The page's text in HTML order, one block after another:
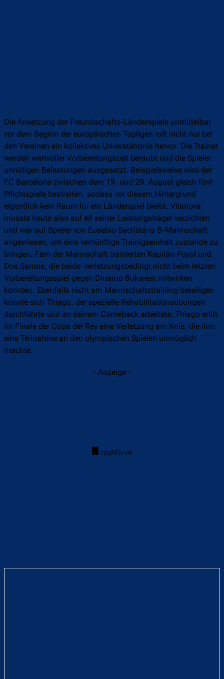
Die Ansetzung der Freundschafts-Länderspiele unmittelbar
vor dem Beginn der europäischen Topligen ruft nicht nur bei
den Vereinen ein kollektives Unverständnis hervor. Die Trainer
werden wertvoller Vorbereitungszeit beraubt und die Spieler
unnötigen Belastungen ausgesetzt. Beispielsweise wird der
FC Barcelona zwischen dem 19. und 29. August gleich fünf
Pflichtspiele bestreiten, sodass vor diesem Hintergrund
eigentlich kein Raum für ein Länderspiel bleibt. Vilanova
musste heute also auf elf seiner Leistungsträger verzichten
und war auf Spieler von Eusebio Sacristáns B-Mannschaft
angewiesen, um eine vernünftige Trainigseinheit zustande zu
bringen. Fern der Mannschaft trainierten Kapitän Puyol und
Dos Santos, die beide verletzungsbedingt nicht beim letzten
Vorbereitungsspiel gegen Dinamo Bukarest mitwirken
konnten. Ebenfalls nicht am Mannschaftstraining beteiligen
konnte sich Thiago, der spezielle Rehabilitationsübungen
durchführte und an seinem Comeback arbeitete. Thiago erlitt
im Finale der Copa del Rey eine Verletzung am Knie, die ihm
eine Teilnahme an den olympischen Spielen unmöglich
machte.
- Anzeige -